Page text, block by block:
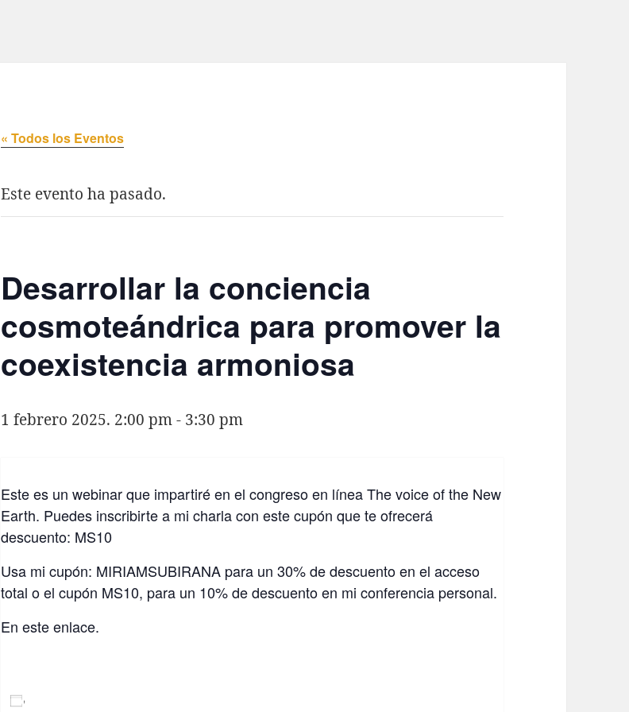
« Todos los Eventos
Este evento ha pasado.
Desarrollar la conciencia
cosmoteándrica para promover la
coexistencia armoniosa
1 febrero 2025. 2:00 pm- 3:30 pm
Este es un webinar que impartiré en el congreso en línea The voice of the New
Earth. Puedes inscribirte a mi charla con este cupón que te ofrecerá
descuento: MS10
Usa mi cupón: MIRIAMSUBIRANA para un 30% de descuento en el acceso
total o el cupón MS10, para un 10% de descuento en mi conferencia personal.
En este enlace.